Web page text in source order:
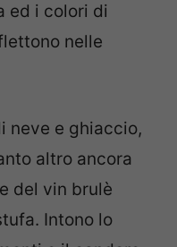
ed i colori di
nelle
neve e ghiaccio,
altro ancora
del vin brulè
Intono lo